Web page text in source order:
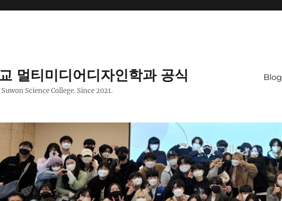
멀티미디어디자인학과 공식
Science College. Since 2021.
Blog